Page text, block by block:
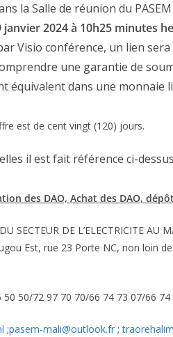
la Salle de réunion du
janvier 2024 à 10h25 minutes
Visio conférence, un lien
une garantie de
équivalent dans une monnaie
est de cent vingt (120) jours.
il est fait référence ci-
des DAO, Achat des DAO,
SECTEUR DE L’ELECTRICITE
Est, rue 23 Porte NC, non loin
50 50/72 97 70 70/66 74 73 07/66
;pasem-mali@outlook.fr ;